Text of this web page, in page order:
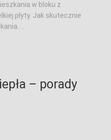
w bloku z
płyty. Jak skutecznie
...
– porady